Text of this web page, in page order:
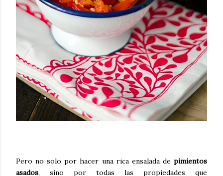
Pero no solo por hacer una rica ensalada de pimientos
asados, sino por todas las propiedades que